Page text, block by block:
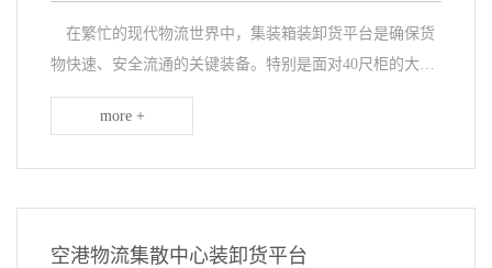
在繁忙的现代物流世界中，集装箱装卸货平台是确保货
物快速、安全流通的关键装备。特别是面对40尺柜的大型
集装箱，一个高效且稳定的装卸货平台显得尤为重要。这
样的平台不仅采用先进的液压驱动技术，还具备稳定的升
more +
空港物流集散中心装卸货平台